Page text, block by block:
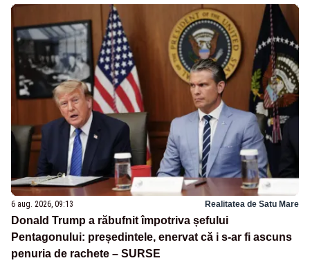
6 aug. 2026, 09:13 Realitatea de Satu Mare
Donald Trump a răbufnit împotriva șefului
Pentagonului: președintele, enervat că i s-ar fi ascuns
penuria de rachete – SURSE